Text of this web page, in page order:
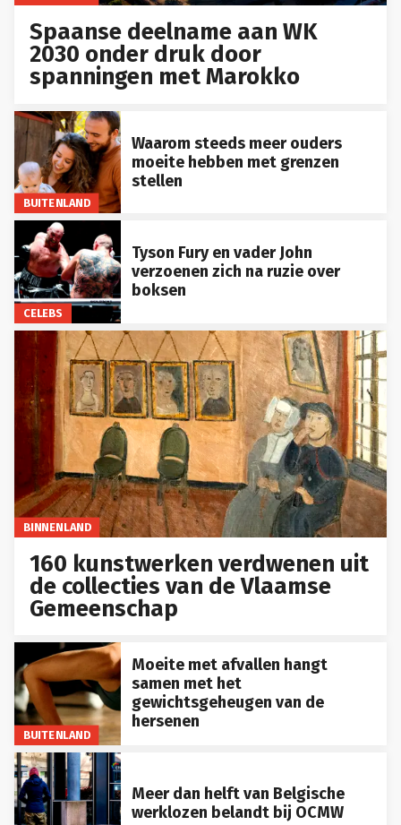
Spaanse deelname aan WK
2030 onder druk door
spanningen met Marokko
BUITENLAND
Waarom steeds meer ouders
moeite hebben met grenzen
stellen
CELEBS
Tyson Fury en vader John
verzoenen zich na ruzie over
boksen
BINNENLAND
160 kunstwerken verdwenen uit
de collecties van de Vlaamse
Gemeenschap
BUITENLAND
Moeite met afvallen hangt
samen met het
gewichtsgeheugen van de
hersenen
Meer dan helft van Belgische
werklozen belandt bij OCMW